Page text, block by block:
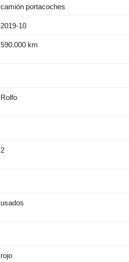
camión portacoches
2019-10
590.000 km
Rolfo
2
usados
rojo